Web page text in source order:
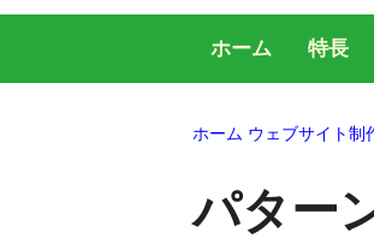
ホーム 特長
ホーム ウェブサイト制
パター